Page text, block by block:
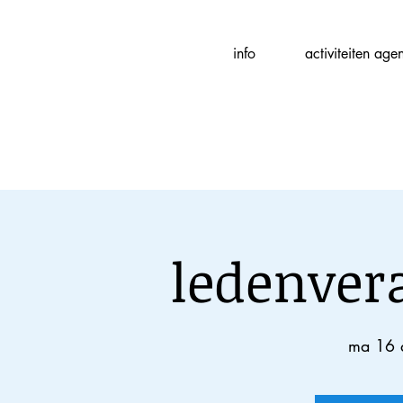
info activiteiten
ma 16